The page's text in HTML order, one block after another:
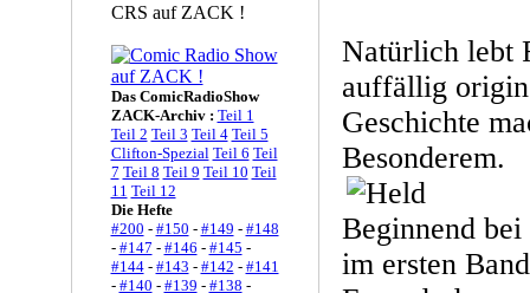
CRS auf ZACK !
Das ComicRadioShow
ZACK-Archiv : Teil 1
Teil 2 Teil 3 Teil 4 Teil 5
Clifton-Spezial Teil 6 Teil
7 Teil 8 Teil 9 Teil 10 Teil
11 Teil 12
Die Hefte
#200 - #150 - #149 - #148
- #147 - #146 - #145 -
#144- #143 - #142 - #141
- #140 - #139 - #138 -
Natürlich lebt
auffällig
Geschichte
Besonderem.
Beginnend
im ersten